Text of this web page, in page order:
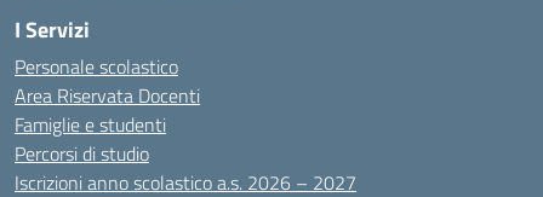
I Servizi
Personale scolastico
Area Riservata Docenti
Famiglie e studenti
Percorsi di studio
Iscrizioni anno scolastico a.s. 2026 – 2027